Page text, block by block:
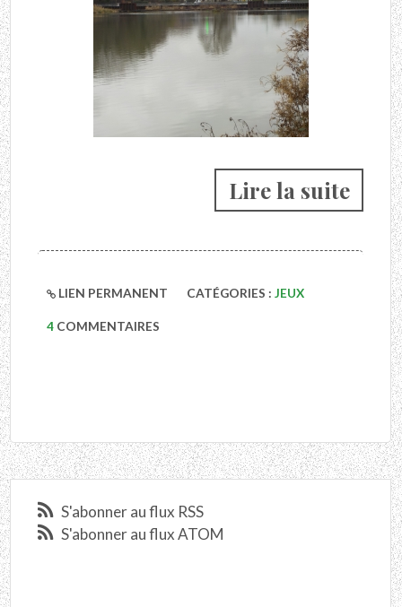
S'abonner au flux RSS
S'abonner au flux ATOM
Lire la suite
LIEN PERMANENT CATÉGORIES : JEUX
4 COMMENTAIRES